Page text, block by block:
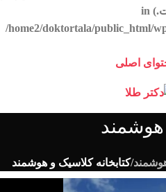
/home2/doktortala/public_html/
اصلی
هوشمند
/کتابخانه کلاسیک و هوشمند